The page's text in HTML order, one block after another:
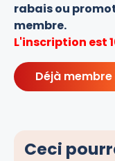
rabais ou
membre.
L'inscription est
Déjà membre
Ceci